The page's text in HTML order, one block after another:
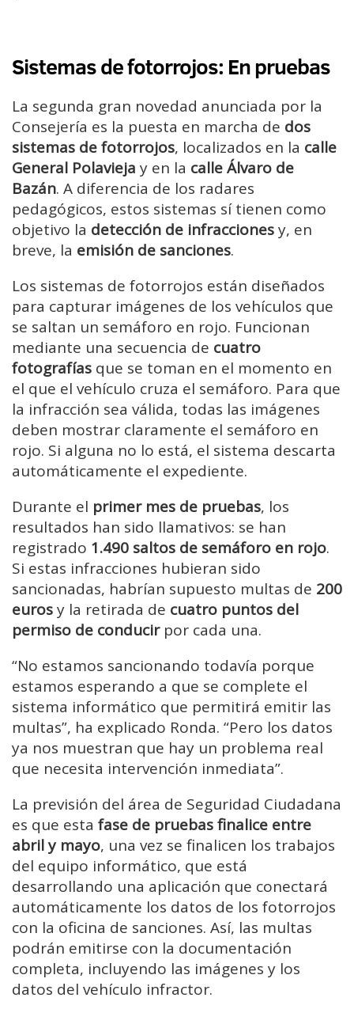
Sistemas de fotorrojos: En pruebas
La segunda gran novedad anunciada por la
Consejería es la puesta en marcha de dos
sistemas de fotorrojos, localizados en la calle
General Polavieja y en la calle Álvaro de
Bazán. A diferencia de los radares
pedagógicos, estos sistemas sí tienen como
objetivo la detección de infraccionesy, en
breve, la emisión de sanciones.
Los sistemas de fotorrojos están diseñados
para capturar imágenes de los vehículos que
se saltan un semáforo en rojo. Funcionan
mediante una secuencia de cuatro
fotografías que se toman en el momento en
el que el vehículo cruza el semáforo. Para que
la infracción sea válida, todas las imágenes
deben mostrar claramente el semáforo en
rojo. Si alguna no lo está, el sistema descarta
automáticamente el expediente.
Durante el primer mes de pruebas, los
resultados han sido llamativos: se han
registrado 1.490 saltos de semáforo en rojo.
Si estas infracciones hubieran sido
sancionadas, habrían supuesto multas de 200
eurosy la retirada de cuatro puntos del
permiso de conducirpor cada una.
“No estamos sancionando todavía porque
estamos esperando a que se complete el
sistema informático que permitirá emitir las
multas”, ha explicado Ronda. “Pero los datos
ya nos muestran que hay un problema real
que necesita intervención inmediata”.
La previsión del área de Seguridad Ciudadana
es que esta fase de pruebas finalice entre
abril y mayo, una vez se finalicen los trabajos
del equipo informático, que está
desarrollando una aplicación que conectará
automáticamente los datos de los fotorrojos
con la oficina de sanciones. Así, las multas
podrán emitirse con la documentación
completa, incluyendo las imágenes y los
datos del vehículo infractor.